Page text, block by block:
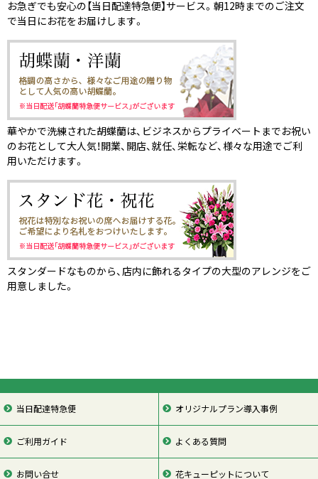
お急ぎでも安心の【当日配達特急便】サービス。朝12時までのご注文
で当日にお花をお届けします。
華やかで洗練された胡蝶蘭は、ビジネスからプライベートまでお祝い
のお花として大人気！開業、開店、就任、栄転など、様々な用途でご利
用いただけます。
スタンダードなものから、店内に飾れるタイプの大型のアレンジをご
用意しました。
当日配達特急便 オリジナルプラン導入事例
ご利用ガイド よくある質問
お問い合せ 花キューピットについて